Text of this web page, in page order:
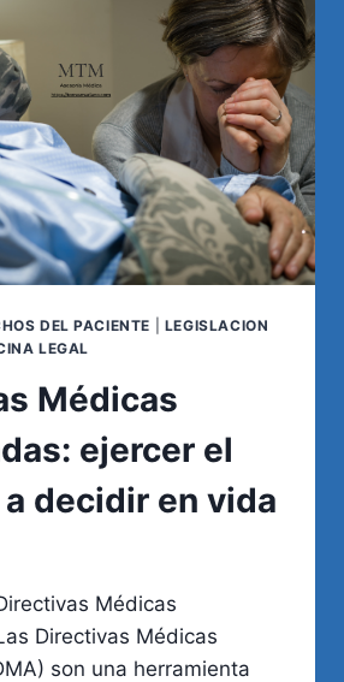
DEL PACIENTE
LEGISLACION
LEGAL
Médicas
ejercer el
decidir en vida
Médicas
Directivas Médicas
son una herramienta